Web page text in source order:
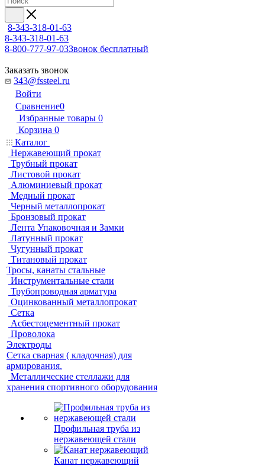
8-343-318-01-63
8-343-318-01-63
8-800-777-97-03Звонок бесплатный
Заказать звонок
343@fssteel.ru
Войти
Сравнение0
Избранные товары 0
Корзина 0
Каталог
Нержавеющий прокат
Трубный прокат
Листовой прокат
Алюминиевый прокат
Медный прокат
Черный металлопрокат
Бронзовый прокат
Лента Упаковочная и Замки
Латунный прокат
Чугунный прокат
Титановый прокат
Тросы, канаты стальные
Инструментальные стали
Трубопроводная арматура
Оцинкованный металлопрокат
Сетка
Асбестоцементный прокат
Проволока
Электроды
Сетка сварная ( кладочная) для
армирования.
Металлические стеллажи для
хранения спортивного оборудования
Профильная труба из
нержавеющей стали
Канат нержавеющий